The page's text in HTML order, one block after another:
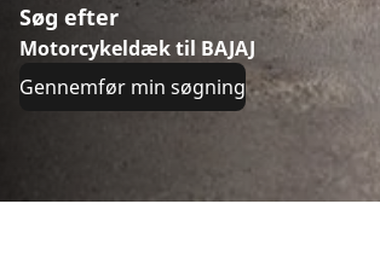
Søg efter
Motorcykeldæk til BAJAJ
Gennemfør min søgning